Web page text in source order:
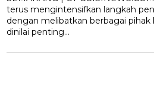
terus mengintensifkan langkah
dengan melibatkan berbagai
dinilai penting…